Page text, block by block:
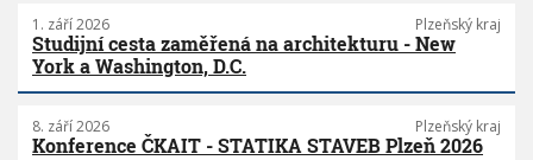
1. září 2026 Plzeňský kraj
Studijní cesta zaměřená na architekturu - New
York a Washington, D.C.
8. září 2026 Plzeňský kraj
Konference ČKAIT - STATIKA STAVEB Plzeň 2026